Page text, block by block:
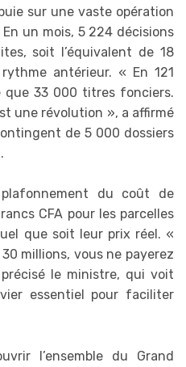
sur une vaste opération
un mois, 5 224 décisions
soit l’équivalent de 18
antérieur. « En 121
que 33 000 titres fonciers.
une révolution », a affirmé
de 5 000 dossiers
du coût de
CFA pour les parcelles
que soit leur prix réel. «
millions, vous ne payerez
le ministre, qui voit
essentiel pour faciliter
l’ensemble du Grand